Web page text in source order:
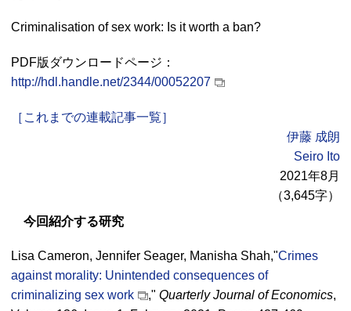
Criminalisation of sex work: Is it worth a ban?
PDF版ダウンロードページ：
http://hdl.handle.net/2344/00052207
［これまでの連載記事一覧］
伊藤 成朗
Seiro Ito
2021年8月
（3,645字）
今回紹介する研究
Lisa Cameron, Jennifer Seager, Manisha Shah,"Crimes
against morality: Unintended consequences of
criminalizing sex work
," Quarterly Journal of Economics,